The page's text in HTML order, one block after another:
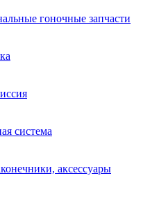
гоночные запчасти
система
аксессуары